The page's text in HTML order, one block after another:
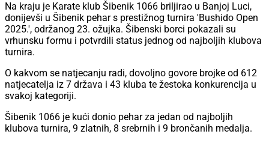
Na kraju je Karate klub Šibenik 1066 briljirao u Banjoj Luci,
donijevši u Šibenik pehar s prestižnog turnira 'Bushido Open
2025.', održanog 23. ožujka. Šibenski borci pokazali su
vrhunsku formu i potvrdili status jednog od najboljih klubova
turnira.
O kakvom se natjecanju radi, dovoljno govore brojke od 612
natjecatelja iz 7 država i 43 kluba te žestoka konkurencija u
svakoj kategoriji.
Šibenik 1066 je kući donio pehar za jedan od najboljih
klubova turnira, 9 zlatnih, 8 srebrnih i 9 brončanih medalja.